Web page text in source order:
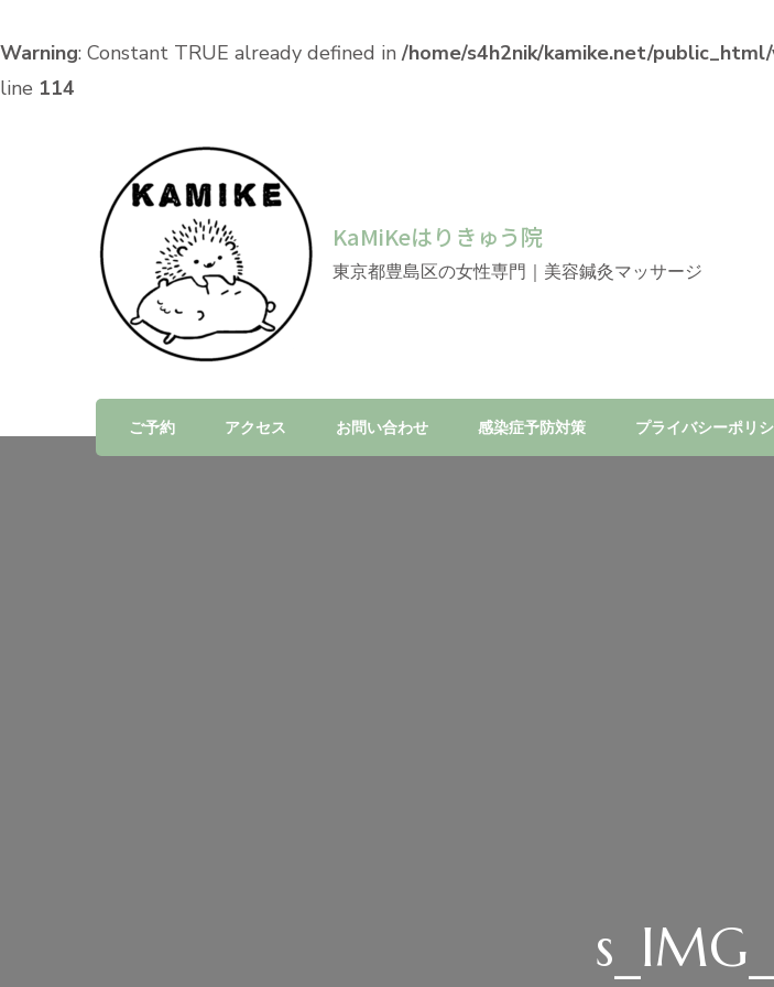
Warning: Constant TRUE already defined in/home/s4h2nik/kamike.net/
line 114
KaMiKeはりきゅう院
東京都豊島区の女性専門｜美容鍼灸マッサージ
ご予約 アクセス お問い合わせ 感染症予防対策 プライバシーポリ